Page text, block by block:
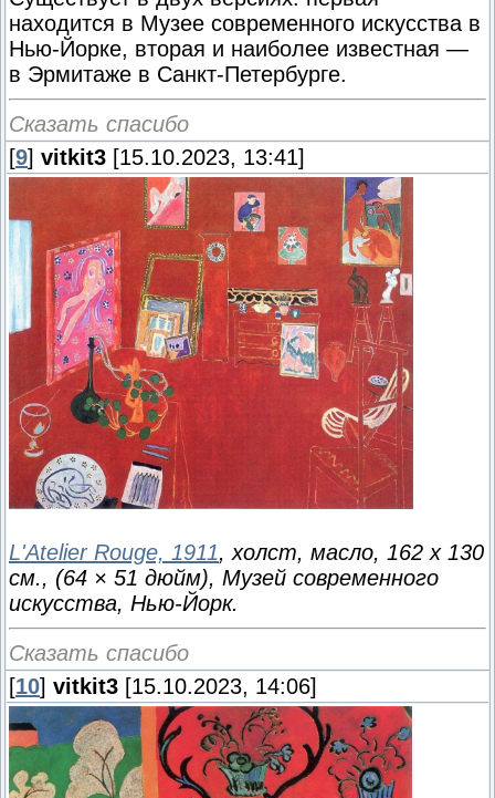
находится в Музее современного искусства в
Нью-Йорке, вторая и наиболее известная —
в Эрмитаже в Санкт-Петербурге.
Сказать спасибо
[9] vitkit3 [15.10.2023, 13:41]
L'Atelier Rouge, 1911, холст, масло, 162 х 130
см., (64 × 51 дюйм), Музей современного
искусства, Нью-Йорк.
Сказать спасибо
[10] vitkit3 [15.10.2023, 14:06]